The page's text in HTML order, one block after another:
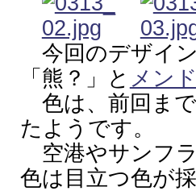
今回のデザイ
「熊？」と メン
色は、前回ま
たようです。
空港やサンフ
色は目立つ色が